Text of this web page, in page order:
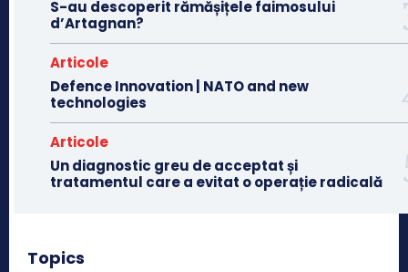
S-au descoperit rămășițele faimosului
d’Artagnan?
Articole
Defence Innovation | NATO and new
technologies
Articole
Un diagnostic greu de acceptat și
tratamentul care a evitat o operație radicală
Topics